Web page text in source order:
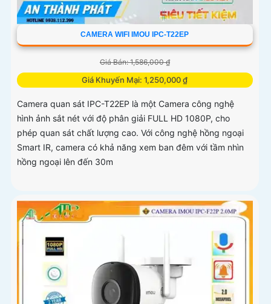
CAMERA WIFI IMOU IPC-T22EP
Giá Bán: 1,586,000 ₫
Giá Khuyến Mại: 1,250,000 ₫
Camera quan sát IPC-T22EP là một Camera công nghệ
hình ảnh sắt nét với độ phân giải FULL HD 1080P, cho
phép quan sát chất lượng cao. Với công nghệ hồng ngoại
Smart IR, camera có khả năng xem ban đêm với tầm nhìn
hồng ngoại lên đến 30m